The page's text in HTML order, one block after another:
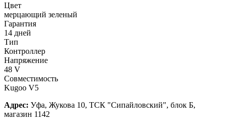
Цвет
мерцающий зеленый
Гарантия
14 дней
Тип
Контроллер
Напряжение
48 V
Совместимость
Kugoo V5
Адрес: Уфа, Жукова 10, ТСК "Сипайловский", блок Б,
магазин 1142